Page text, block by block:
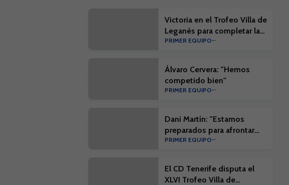
Victoria en el Trofeo Villa de
Leganés para completar la
pretemporada blanquiazul
PRIMER EQUIPO
Álvaro Cervera: "Hemos
competido bien"
PRIMER EQUIPO
Dani Martín: "Estamos
preparados para afrontar
LALIGA HYPERMOTION"
PRIMER EQUIPO
El CD Tenerife disputa el
XLVI Trofeo Villa de